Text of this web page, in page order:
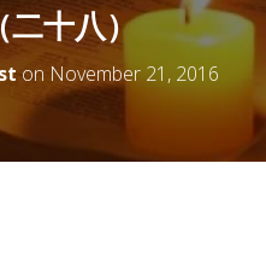
L
二十八）
on November 21, 2016